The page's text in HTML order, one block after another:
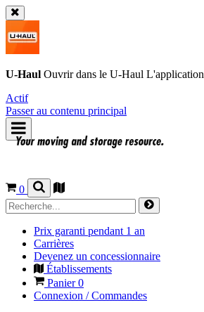
U-Haul Ouvrir dans le U-Haul L'application
Actif
Passer au contenu principal
0
Prix garanti pendant 1 an
Carrières
Devenez un concessionnaire
Établissements
Panier0
Connexion / Commandes